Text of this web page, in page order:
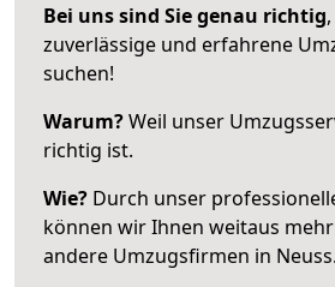
Bei uns sind Sie genau richtig
zuverlässige und erfahrene
suchen!
Warum?Weil unser
richtig ist.
Wie? Durch unser
können wir Ihnen weitaus
andere Umzugsfirmen in Neuss.